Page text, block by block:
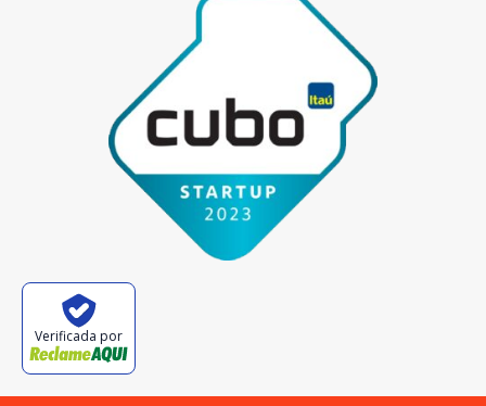
Verificada por